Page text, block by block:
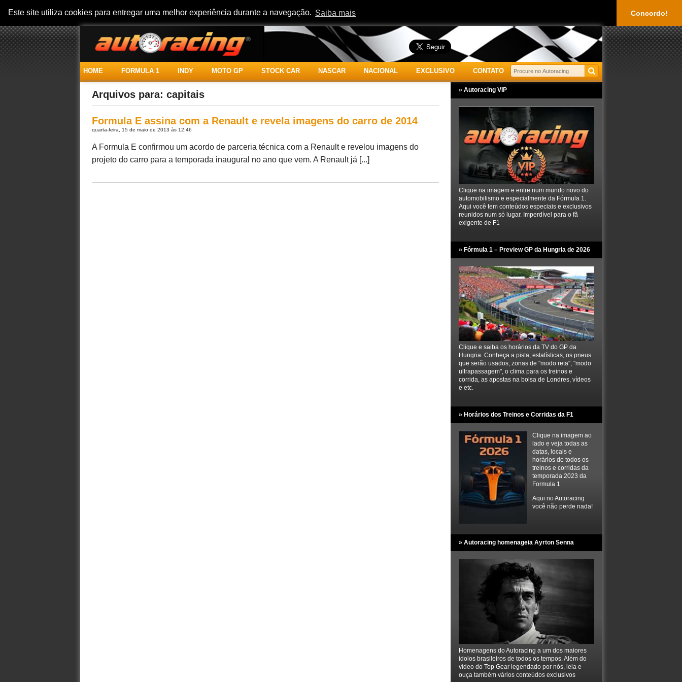
Este site utiliza cookies para entregar uma melhor experiência durante a navegação. Saiba mais Concordo!
HOME FORMULA 1 INDY MOTO GP STOCK CAR NASCAR NACIONAL EXCLUSIVO CONTATO
Arquivos para: capitais
Formula E assina com a Renault e revela imagens do carro de 2014
quarta-feira, 15 de maio de 2013 às 12:46
A Formula E confirmou um acordo de parceria técnica com a Renault e revelou imagens do
projeto do carro para a temporada inaugural no ano que vem. A Renault já [...]
» Autoracing VIP
Clique na imagem e entre num mundo novo do
automobilismo e especialmente da Fórmula 1.
Aqui você tem conteúdos especiais e exclusivos
reunidos num só lugar. Imperdível para o fã
exigente de F1
» Fórmula 1 – Preview GP da Hungria de 2026
Clique e saiba os horários da TV do GP da
Hungria. Conheça a pista, estatísticas, os pneus
que serão usados, zonas de "modo reta", "modo
ultrapassagem", o clima para os treinos e
corrida, as apostas na bolsa de Londres, vídeos
e etc.
» Horários dos Treinos e Corridas da F1
Clique na imagem ao
lado e veja todas as
datas, locais e
horários de todos os
treinos e corridas da
temporada 2023 da
Formula 1
Aqui no Autoracing
você não perde nada!
» Autoracing homenageia Ayrton Senna
Homenagens do Autoracing a um dos maiores
ídolos brasileiros de todos os tempos. Além do
vídeo do Top Gear legendado por nós, leia e
ouça também vários conteúdos exclusivos